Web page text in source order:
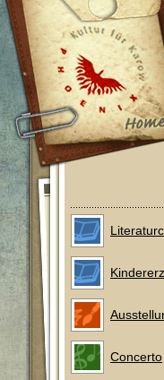
Concerto